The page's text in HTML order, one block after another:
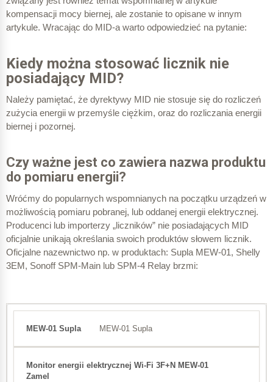
Imax
1
± 0,5
± 1,0
obciążone symetrycznie
± 0,015 A
± 0,03 A
± 0,06 A
3 A
0,5 (indukcyjny)
kompensacji mocy biernej, ale zostanie to opisane w innym
artykule. Wracając do MID-a warto odpowiedzieć na pytanie:
Kiedy można stosować licznik nie
posiadający MID?
Należy pamiętać, że dyrektywy MID nie stosuje się do rozliczeń
zużycia energii w przemyśle ciężkim, oraz do rozliczania energii
biernej i pozornej.
Czy ważne jest co zawiera nazwa produktu
do pomiaru energii?
Wróćmy do popularnych wspomnianych na początku urządzeń w
możliwością pomiaru pobranej, lub oddanej energii elektrycznej.
Producenci lub importerzy „liczników” nie posiadających MID
oficjalnie unikają określania swoich produktów słowem licznik.
Oficjalne nazewnictwo np. w produktach: Supla MEW-01, Shelly
3EM, Sonoff SPM-Main lub SPM-4 Relay brzmi:
MEW-01 Supla